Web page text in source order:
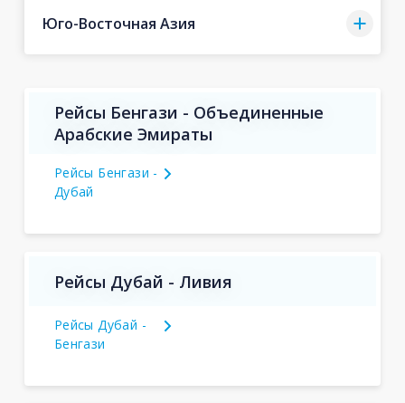
Юго-Восточная Азия
Рейсы Бенгази - Объединенные
Арабские Эмираты
Рейсы Бенгази -
Дубай
Рейсы Дубай - Ливия
Рейсы Дубай -
Бенгази